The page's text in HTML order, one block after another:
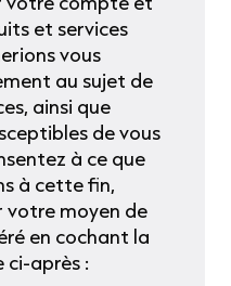
et services
vous
au sujet de
ainsi que
de vous
à ce que
à cette fin,
votre moyen de
en cochant la
ci-après :